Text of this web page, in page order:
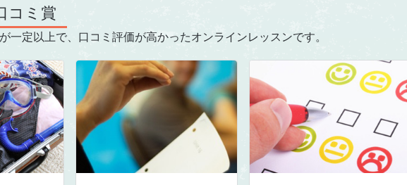
コミ賞
一定以上で、口コミ評価が高かったオンラインレッスンです。